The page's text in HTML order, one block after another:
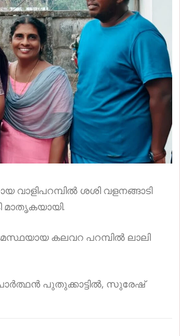
വാളിപറമ്പിൽ ശശി വളനങ്ങാടി
മാതൃകയായി.
കലവറ പറമ്പിൽ ലാലി
പുതുക്കാട്ടിൽ, സുരേഷ്